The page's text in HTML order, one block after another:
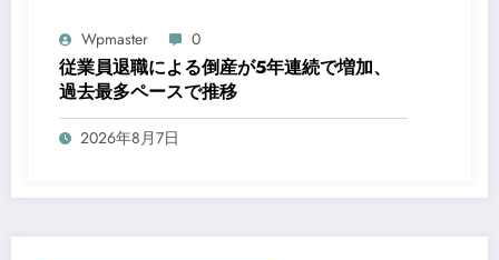
Wpmaster 0
従業員退職による倒産が5年連続で増加、
過去最多ペースで推移
2026年8月7日